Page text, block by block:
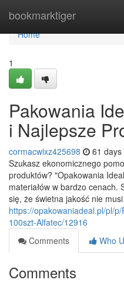
bookmarktiger
Home
Home
1
Pakowania
i Najlepsze
cormacwixz425698 61 days
Szukasz ekonomicznego
produktów? "Opakowania
materiałów w bardzo
się, że świetna jakość nie
https://opakowaniadeal.pl/pl/
100szt-Alfatec/12916
Comments
Who
Comments